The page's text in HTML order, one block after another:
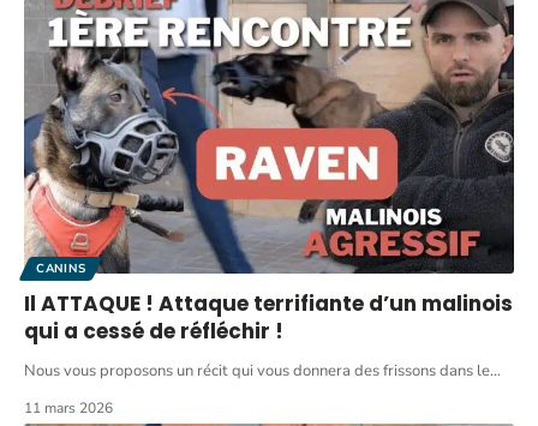
CANINS
Il ATTAQUE ! Attaque terrifiante d’un malinois
qui a cessé de réfléchir !
Nous vous proposons un récit qui vous donnera des frissons dans le…
11 mars 2026